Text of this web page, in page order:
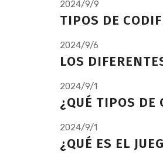
2024/9/9
TIPOS DE
2024/9/6
LOS
2024/9/1
¿QUÉ TIPOS DE
2024/9/1
¿QUÉ ES EL